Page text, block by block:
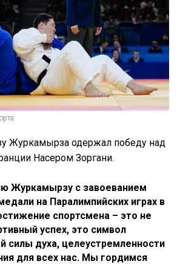
Журкамырза одержал победу над
Насером Зоргани.
Журкамырзу с завоеванием
на Паралимпийских играх в
спортсмена – это не
успех, это символ
силы духа, целеустремленности
для всех нас. Мы гордимся